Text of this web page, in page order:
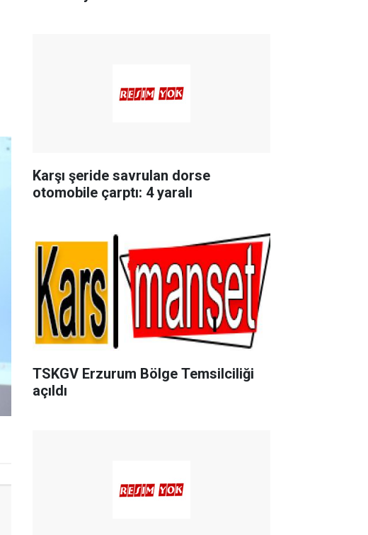
Karşı şeride savrulan dorse
otomobile çarptı: 4 yaralı
TSKGV Erzurum Bölge Temsilciliği
açıldı